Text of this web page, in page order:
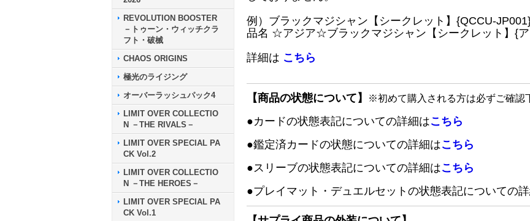
REVOLUTION BOOSTER
－トゥーン・ウィッチクラ
フト・破械
CHAOS ORIGINS
極光のライジング
オーバーラッシュパック4
LIMIT OVER COLLECTIO
N －THE RIVALS－
LIMIT OVER SPECIAL PA
CK Vol.2
LIMIT OVER COLLECTIO
N －THE HEROES－
LIMIT OVER SPECIAL PA
CK Vol.1
例）ブラックマジシャン【シークレット】{QCCU-
品名 ☆アジア☆ブラックマジシャン【シークレット】{ア
詳細は こちら
【商品の状態について】 ※初めて購入される方は必ずご確認
●カードの状態表記についての詳細はこちら
●鑑定済カードの状態についての詳細はこちら
●スリーブの状態表記についての詳細はこちら
●プレイマット・デュエルセットの状態表記についての